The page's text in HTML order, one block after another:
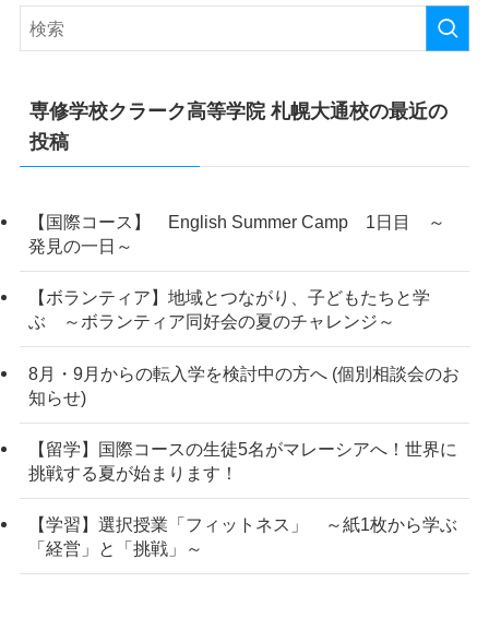
専修学校クラーク高等学院 札幌大通校の最近の
投稿
【国際コース】 English Summer Camp 1日目 ～
発見の一日～
【ボランティア】地域とつながり、子どもたちと学
ぶ ～ボランティア同好会の夏のチャレンジ～
8月・9月からの転入学を検討中の方へ (個別相談会のお
知らせ)
【留学】国際コースの生徒5名がマレーシアへ！世界に
挑戦する夏が始まります！
【学習】選択授業「フィットネス」 ～紙1枚から学ぶ
「経営」と「挑戦」～